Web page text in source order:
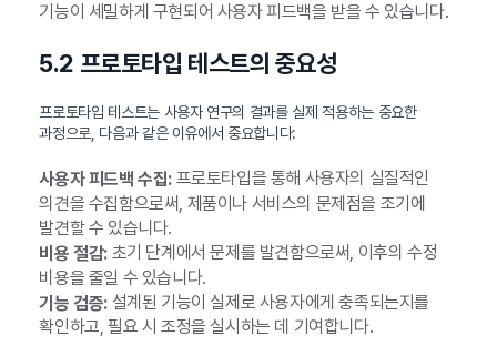
기능이 세밀하게 구현되어 사용자 피드백을 받을 수 있습니다.
5.2 프로토타입 테스트의 중요성
프로토타입 테스트는 사용자 연구의 결과를 실제 적용하는 중요한
과정으로, 다음과 같은 이유에서 중요합니다:
사용자 피드백 수집:프로토타입을 통해 사용자의 실질적인
의견을 수집함으로써, 제품이나 서비스의 문제점을 조기에
발견할 수 있습니다.
비용 절감:초기 단계에서 문제를 발견함으로써, 이후의 수정
비용을 줄일 수 있습니다.
기능 검증:설계된 기능이 실제로 사용자에게 충족되는지를
확인하고, 필요 시 조정을 실시하는 데 기여합니다.